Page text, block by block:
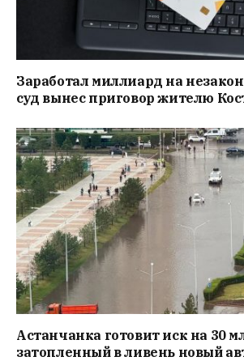
Заработал миллиард на
суд вынес приговор жителю
Астанчанка готовит иск на 30
затопленный в ливень новый